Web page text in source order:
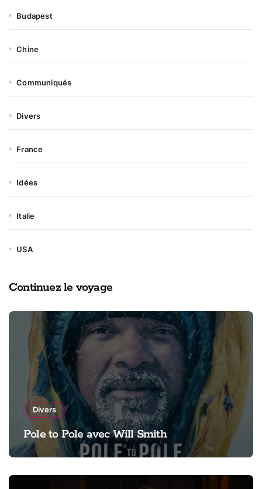
Budapest
Chine
Communiqués
Divers
France
Idées
Italie
USA
Continuez le voyage
Divers
Pole to Pole avec Will Smith